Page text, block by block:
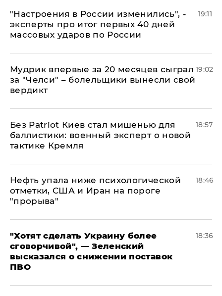
"Настроения в России изменились", -
эксперты про итог первых 40 дней
массовых ударов по России
19:11
Мудрик впервые за 20 месяцев сыграл
за "Челси" – болельщики вынесли свой
вердикт
19:02
​Без Patriot Киев стал мишенью для
баллистики: военный эксперт о новой
тактике Кремля
18:57
Нефть упала ниже психологической
отметки, США и Иран на пороге
"прорыва"
18:46
​"Хотят сделать Украину более
сговорчивой", — Зеленский
высказался о снижении поставок
ПВО
18:36